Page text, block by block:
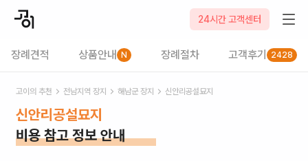
24시간 고객센터
장례견적 상품안내 N 장례절차 고객후기 2428
고이의 추천 전남지역 장지 해남군 장지 신안리공설묘지
신안리공설묘지
비용 참고 정보 안내